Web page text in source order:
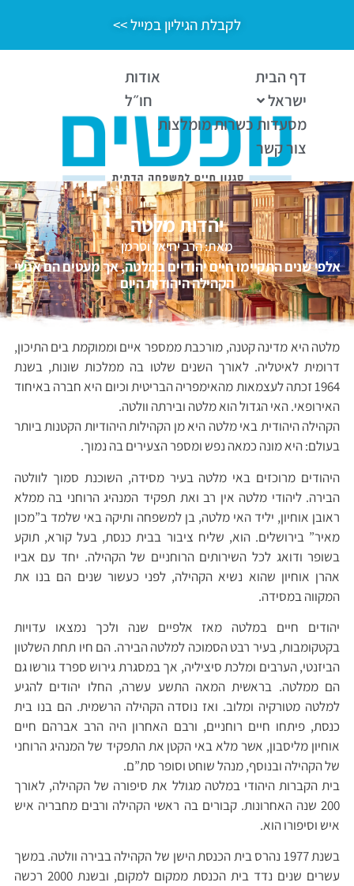
לקבלת הגיליון במייל >>
דף הבית
אודות
ישראל
חו״ל
מסעדות כשרות מומלצות
צור קשר
יהדות מלטה
מאת: הרב יחיאל וסרמן
אלפי שנים התקיימו חיים יהודיים במלטה, אך מעטים הם אנשי
הקהילה היהודית היום
מלטה היא מדינה קטנה, מורכבת ממספר איים וממוקמת בים התיכון,
דרומית לאיטליה. לאורך השנים שלטו בה ממלכות שונות, בשנת
1964 זכתה לעצמאות מהאימפריה הבריטית וכיום היא חברה באיחוד
האירופאי. האי הגדול הוא מלטה ובירתה וולטה.
הקהילה היהודית באי מלטה היא מן הקהילות היהודיות הקטנות ביותר
בעולם: היא מונה כמאה נפש ומספר הצעירים בה נמוך.
היהודים מרוכזים באי מלטה בעיר מסידה, השוכנת סמוך לוולטה
הבירה. ליהודי מלטה אין רב ואת תפקיד המנהיג הרוחני בה ממלא
ראובן אוחיון, יליד האי מלטה, בן למשפחה ותיקה באי שלמד ב”מכון
מאיר” בירושלים. הוא, שליח ציבור בבית כנסת, בעל קורא, תוקע
בשופר ודואג לכל השירותים הרוחניים של הקהילה. יחד עם אביו
אהרן אוחיון שהוא נשיא הקהילה, לפני כעשור שנים הם בנו את
המקווה במסידה.
יהודים חיים במלטה מאז אלפיים שנה ולכך נמצאו עדויות
בקטקומבות, בעיר רבט הסמוכה למלטה הבירה. הם חיו תחת השלטון
הביזנטי, הערבים ומלכת סיציליה, אך במסגרת גירוש ספרד גורשו גם
הם ממלטה. בראשית המאה התשע עשרה, החלו יהודים להגיע
למלטה מטורקיה ומלוב. ואז נוסדה הקהילה הרשמית. הם בנו בית
כנסת, פיתחו חיים רוחניים, ורבם האחרון היה הרב אברהם חיים
אוחיון מליסבון, אשר מלא באי הקטן את התפקיד של המנהיג הרוחני
של הקהילה ובנוסף, מנהל שוחט וסופר סת”ם.
בית הקברות היהודי במלטה מגולל את סיפורה של הקהילה, לאורך
200 שנה האחרונות. קבורים בה ראשי הקהילה ורבים מחבריה איש
איש וסיפורו הוא.
בשנת 1977 נהרס בית הכנסת הישן של הקהילה בבירה וולטה. במשך
עשרים שנים נדד בית הכנסת ממקום למקום, ובשנת 2000 רכשה